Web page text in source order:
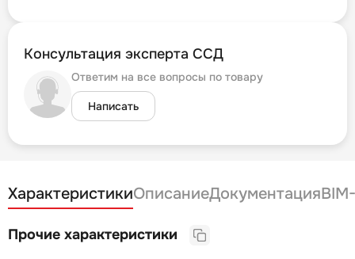
Консультация эксперта ССД
Ответим на все вопросы по товару
Написать
ХарактеристикиОписаниеДокументация
Прочие характеристики